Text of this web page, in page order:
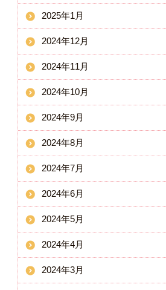
2025年1月
2024年12月
2024年11月
2024年10月
2024年9月
2024年8月
2024年7月
2024年6月
2024年5月
2024年4月
2024年3月